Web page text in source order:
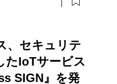
専門性の高い企業内デー
値を生み出し、企業のト
ることも期待されていま
こにあり、今後どのよう
うか。今回は、AI開発企業
、セキュリテ
たIoTサービス
SIGN』を発